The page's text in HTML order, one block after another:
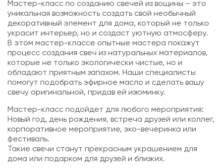
Мастер-класс по созданию свечей из вощины – это
уникальная возможность создать свой необычный
декоративный элемент для дома, который не только
украсит интерьер, но и создаст уютную атмосферу.
В этом мастер-классе опытные мастера покажут
процесс создания свеч из натуральных материалов,
которые не только экологически чистые, но и
обладают приятным запахом. Наши специалисты
помогут подобрать эфирное масло и сделать вашу
свечу оригинальной, придав ей изюминку.
Мастер-класс подойдет для любого мероприятия:
Новый год, день рождения, встреча друзей или коллег,
корпоративное мероприятие, эко-вечеринка или
фестиваль.
Такие свечи станут прекрасным украшением для
дома или подарком для друзей и близких.